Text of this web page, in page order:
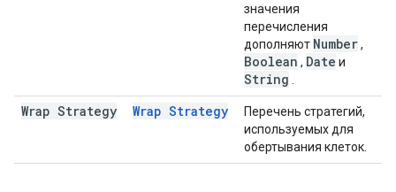
значения
перечисления
дополняют Number,
Boolean , Date и
String
Wrap Strategy Wrap Strategy
Перечень стратегий,
используемых для
обертывания клеток.